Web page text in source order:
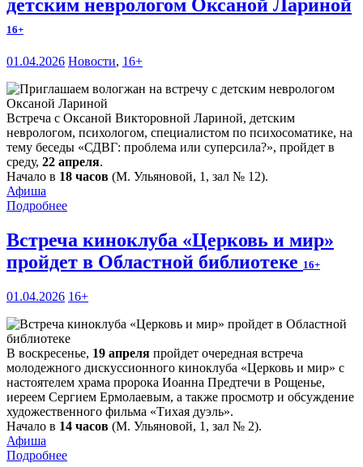
детским неврологом Оксаной Лариной
16+
01.04.2026 Новости, 16+
Встреча с Оксаной Викторовной Лариной, детским
неврологом, психологом, специалистом по психосоматике, на
тему беседы «СДВГ: проблема или суперсила?», пройдет в
среду, 22 апреля.
Начало в 18 часов (М. Ульяновой, 1, зал № 12).
Афиша
Подробнее
Встреча киноклуба «Церковь и мир»
пройдет в Областной библиотеке 16+
01.04.2026 16+
В воскресенье, 19 апреля пройдет очередная встреча
молодежного дискуссионного киноклуба «Церковь и мир» с
настоятелем храма пророка Иоанна Предтечи в Рощенье,
иереем Сергием Ермолаевым, а также просмотр и обсуждение
художественного фильма «Тихая дуэль».
Начало в 14 часов (М. Ульяновой, 1, зал № 2).
Афиша
Подробнее